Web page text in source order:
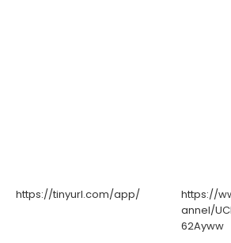
https://tinyurl.com/app/
https://
annel/
62Ayww